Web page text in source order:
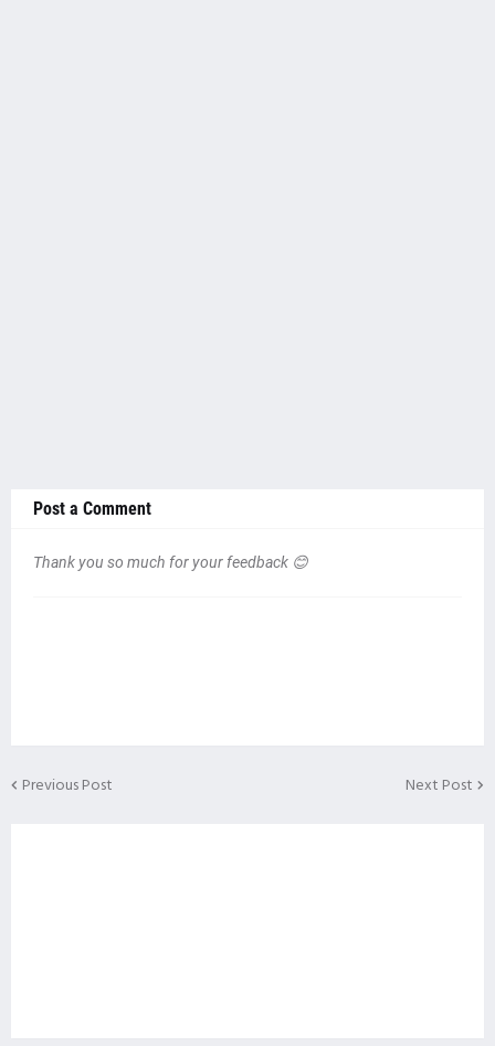
Post a Comment
Thank you so much for your feedback 😊
Previous Post Next Post